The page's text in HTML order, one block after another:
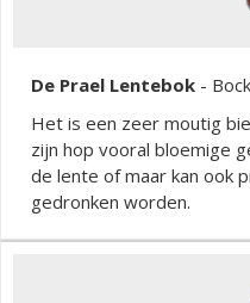
De Prael Lentebok - Bock
Het is een zeer moutig
zijn hop vooral bloemige
de lente of maar kan ook
gedronken worden.